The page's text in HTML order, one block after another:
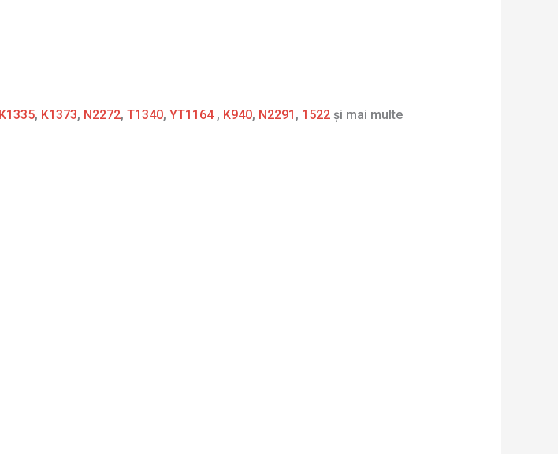
K1335, K1373, N2272, T1340, YT1164, K940, N2291 , 1522 și mai multe